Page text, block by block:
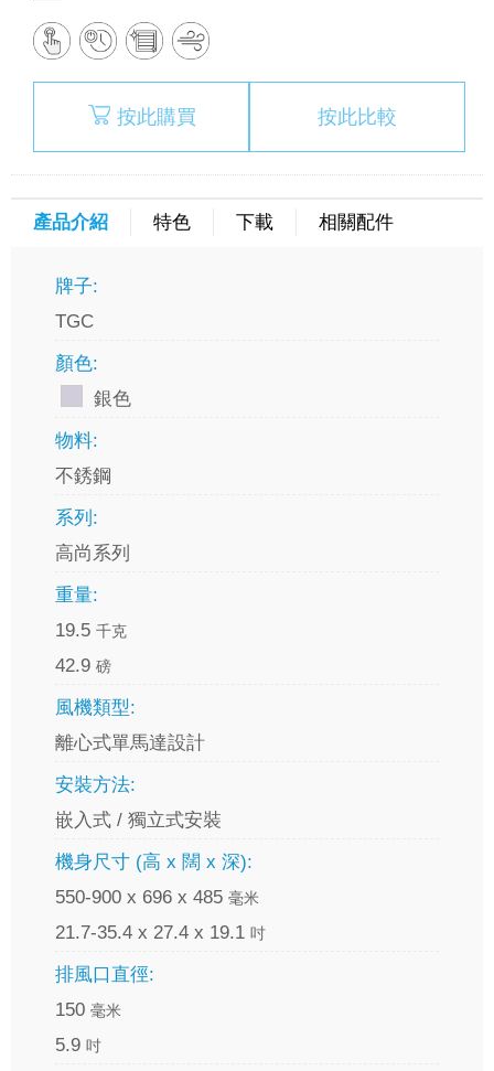
按此購買 按此比較
產品介紹 特色 下載 相關配件
牌子:
TGC
顏色:
銀色
物料:
不銹鋼
系列:
高尚系列
重量:
19.5 千克
42.9 磅
風機類型:
離心式單馬達設計
安裝方法:
嵌入式 / 獨立式安裝
機身尺寸 (高 x 闊 x 深):
550-900 x 696 x 485 毫米
21.7-35.4 x 27.4 x 19.1 吋
排風口直徑:
150 毫米
5.9 吋